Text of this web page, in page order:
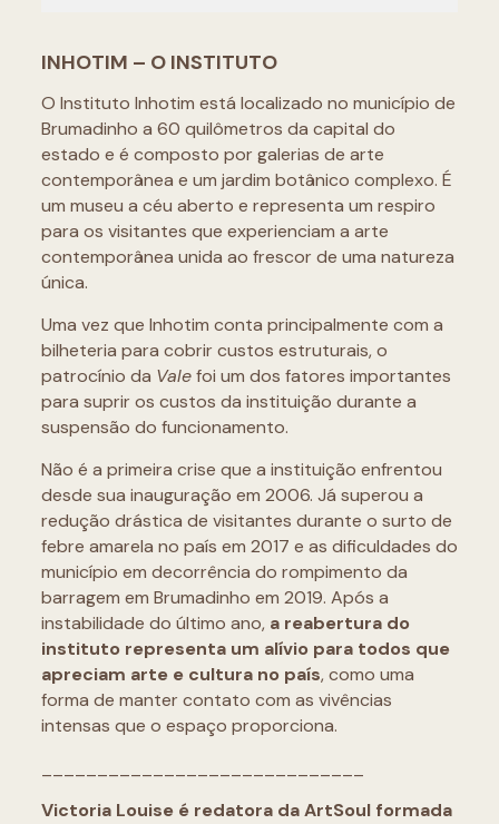
INHOTIM – O INSTITUTO
O Instituto Inhotim está localizado no município de
Brumadinho a 60 quilômetros da capital do
estado e é composto por galerias de arte
contemporânea e um jardim botânico complexo. É
um museu a céu aberto e representa um respiro
para os visitantes que experienciam a arte
contemporânea unida ao frescor de uma natureza
única.
Uma vez que Inhotim conta principalmente com a
bilheteria para cobrir custos estruturais, o
patrocínio da Valefoi um dos fatores importantes
para suprir os custos da instituição durante a
suspensão do funcionamento.
Não é a primeira crise que a instituição enfrentou
desde sua inauguração em 2006. Já superou a
redução drástica de visitantes durante o surto de
febre amarela no país em 2017 e as dificuldades do
município em decorrência do rompimento da
barragem em Brumadinho em 2019. Após a
instabilidade do último ano, a reabertura do
instituto representa um alívio para todos que
apreciam arte e cultura no país, como uma
forma de manter contato com as vivências
intensas que o espaço proporciona.
Victoria Louise é redatora da ArtSoul formada